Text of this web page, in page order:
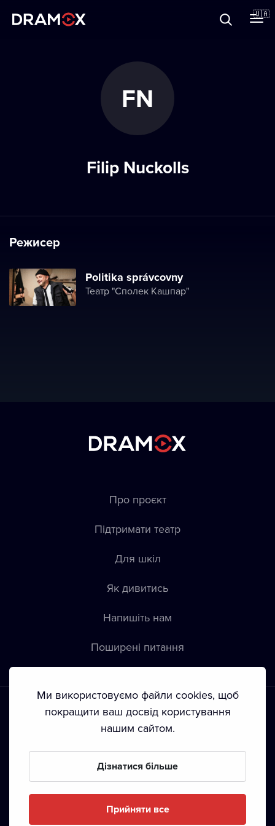
🇺🇦
Зареєструватися
FN
Filip Nuckolls
Режисер
Politika správcovny
Театр "Сполек Кашпар"
Про проєкт
Підтримати театр
Для шкіл
Як дивитись
Напишіть нам
Пoширені питання
Положення й умови • Конфіденційність • Автoрські права
Ми використовуємо файли cookies, щоб
покращити ваш досвід користування
нашим сайтом.
Дізнатися більше
Прийняти все